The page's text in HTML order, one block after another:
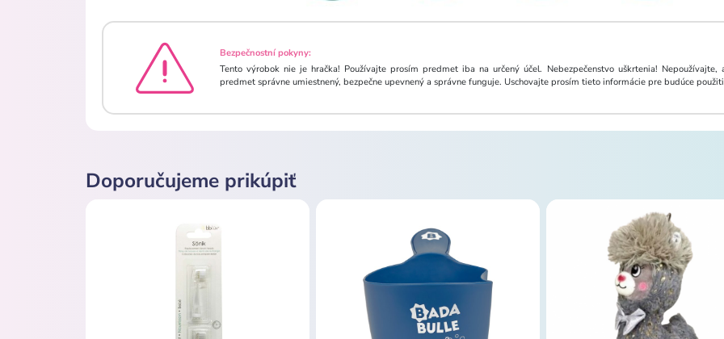
Bezpečnostní pokyny:
Tento výrobok nie je hračka! Používajte prosím predmet iba na určený účel. Nebezpečenstvo uškrtenia!
predmet správne umiestnený, bezpečne upevnený a správne funguje. Uschovajte prosím tieto informácie pre budúce
Doporučujeme prikúpiť